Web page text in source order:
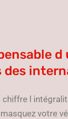
des
chiffre l
votre